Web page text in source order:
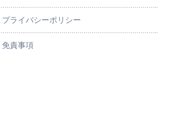
プライバシーポリシー
免責事項